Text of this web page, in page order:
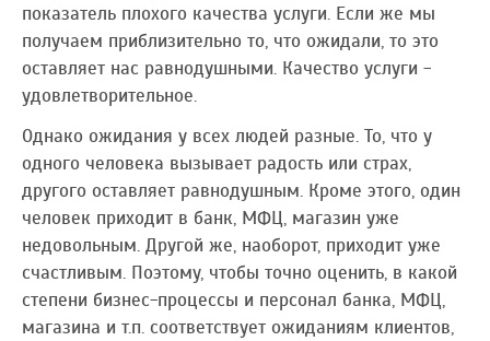
показатель плохого качества услуги. Если же мы
получаем приблизительно то, что ожидали, то это
оставляет нас равнодушными. Качество услуги -
удовлетворительное.
Однако ожидания у всех людей разные. То, что у
одного человека вызывает радость или страх,
другого оставляет равнодушным. Кроме этого, один
человек приходит в банк, МФЦ, магазин уже
недовольным. Другой же, наоборот, приходит уже
счастливым. Поэтому, чтобы точно оценить, в какой
степени бизнес-процессы и персонал банка, МФЦ,
магазина и т.п. соответствует ожиданиям клиентов,